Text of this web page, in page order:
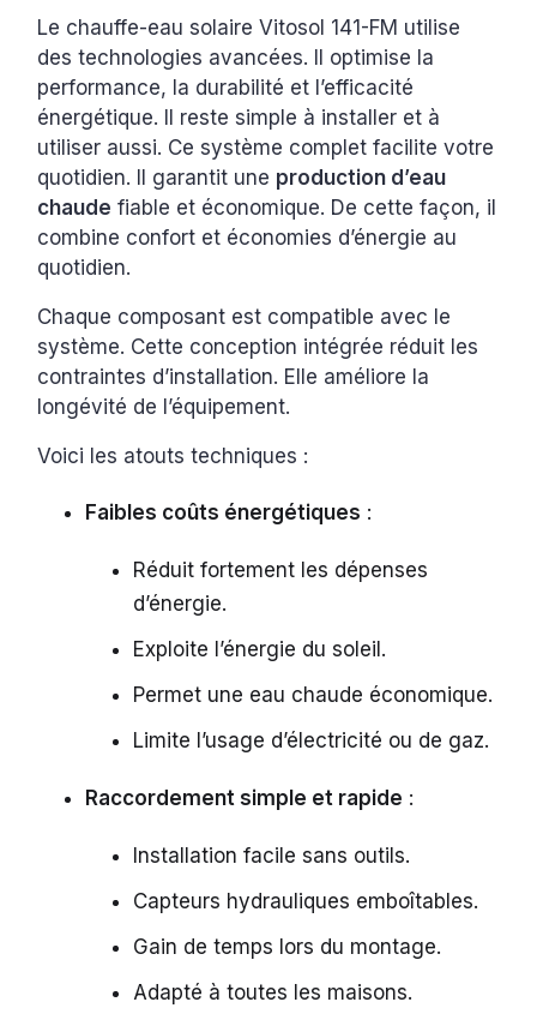
Le chauffe-eau solaire Vitosol 141-FM utilise
des technologies avancées. Il optimise la
performance, la durabilité et l’efficacité
énergétique. Il reste simple à installer et à
utiliser aussi. Ce système complet facilite votre
quotidien. Il garantit une production d’eau
chaude fiable et économique. De cette façon, il
combine confort et économies d’énergie au
quotidien.
Chaque composant est compatible avec le
système. Cette conception intégrée réduit les
contraintes d’installation. Elle améliore la
longévité de l’équipement.
Voici les atouts techniques :
Faibles coûts énergétiques :
Réduit fortement les dépenses
d’énergie.
Exploite l’énergie du soleil.
Permet une eau chaude économique.
Limite l’usage d’électricité ou de gaz.
Raccordement simple et rapide :
Installation facile sans outils.
Capteurs hydrauliques emboîtables.
Gain de temps lors du montage.
Adapté à toutes les maisons.